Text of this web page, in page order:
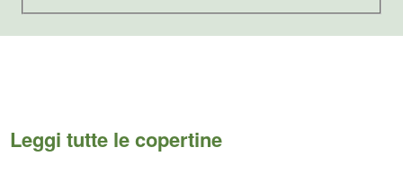
Leggi tutte le copertine